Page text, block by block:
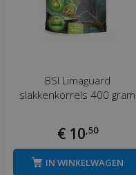
BSI Limaguard
slakkenkorrels 400 gram
€ 10 50
IN WINKELWAGEN